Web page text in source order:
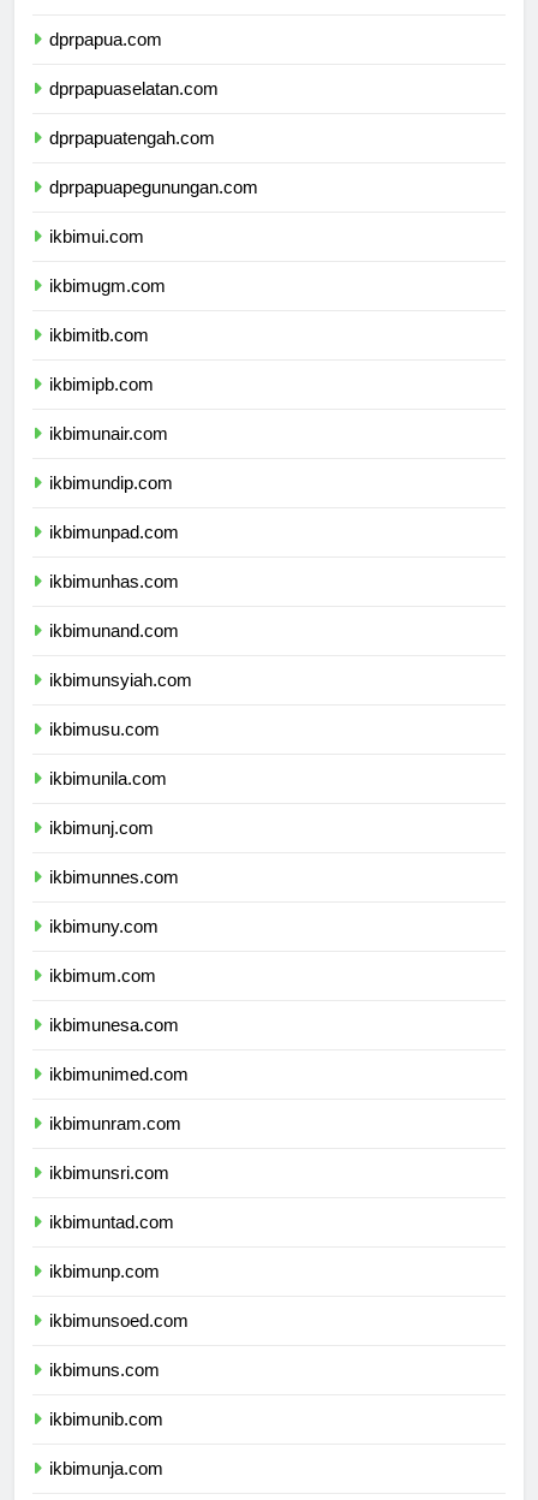
dprpapua.com
dprpapuaselatan.com
dprpapuatengah.com
dprpapuapegunungan.com
ikbimui.com
ikbimugm.com
ikbimitb.com
ikbimipb.com
ikbimunair.com
ikbimundip.com
ikbimunpad.com
ikbimunhas.com
ikbimunand.com
ikbimunsyiah.com
ikbimusu.com
ikbimunila.com
ikbimunj.com
ikbimunnes.com
ikbimuny.com
ikbimum.com
ikbimunesa.com
ikbimunimed.com
ikbimunram.com
ikbimunsri.com
ikbimuntad.com
ikbimunp.com
ikbimunsoed.com
ikbimuns.com
ikbimunib.com
ikbimunja.com